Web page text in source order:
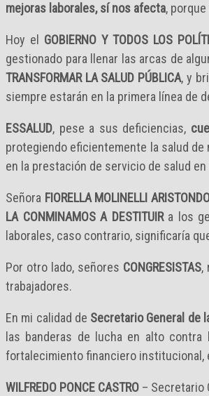
mejoras laborales, sí nos afecta,
Hoy el GOBIERNO Y TODOS LOS
gestionado para llenar las arcas de
TRANSFORMAR LA SALUD PÚBLICA, y
siempre estarán en la primera línea de
ESSALUD, pese a sus deficiencias,
protegiendo eficientemente la salud de
en la prestación de servicio de salud en
Señora FIORELLA MOLINELLI
LA CONMINAMOS A DESTITUIRa los
laborales, caso contrario, significaría
Por otro lado, señores CONGRESISTAS,
trabajadores.
En mi calidad de Secretario General de
las banderas de lucha en alto
fortalecimiento financiero institucional,
WILFREDO PONCE CASTRO – Secretario